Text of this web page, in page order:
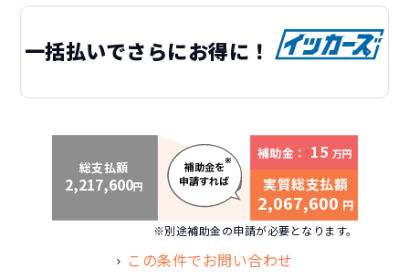
一括払いでさらにお得に！
総支払額
2,217,600円
補助金： 15 万円
実質総支払額
2,067,600 円
※別途補助金の申請が必要となります。
この条件でお問い合わせ